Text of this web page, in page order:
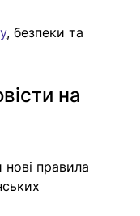
, безпеки та
на
правила